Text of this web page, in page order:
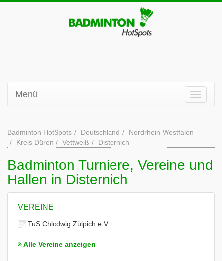
Menü
Badminton HotSpots Deutschland
Nordrhein-Westfalen
Kreis Düren
Vettweiß Disternich
Badminton Turniere, Vereine und
Hallen in Disternich
VEREINE
TuS Chlodwig Zülpich e.V.
Alle Vereine anzeigen